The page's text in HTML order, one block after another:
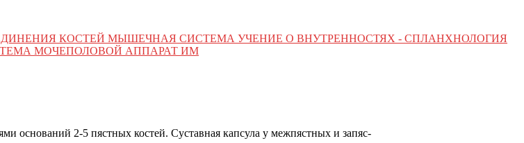
КОСТЕЙ МЫШЕЧНАЯ СИСТЕМА УЧЕНИЕ О ВНУТРЕННОСТЯХ - СПЛАНХНОЛОГИЯ
МОЧЕПОЛОВОЙ АППАРАТ ИМ
оснований 2-5 пястных костей. Суставная капсула у межпястных и запяс-